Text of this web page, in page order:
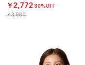
￥2,772 30%OFF
￥3,960